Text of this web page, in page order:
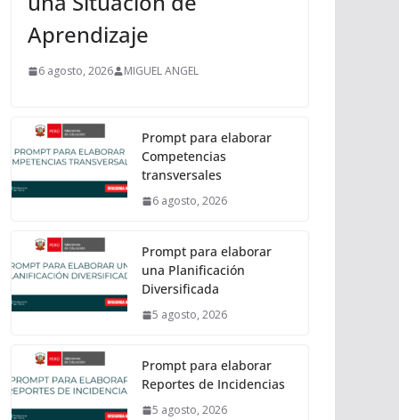
Aprendizaje
6 agosto, 2026 MIGUEL ANGEL
Prompt para elaborar
Competencias
transversales
6 agosto, 2026
Prompt para elaborar
una Planificación
Diversificada
5 agosto, 2026
Prompt para elaborar
Reportes de Incidencias
5 agosto, 2026